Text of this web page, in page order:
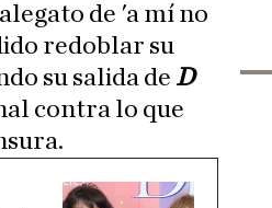
de 'a mí no
redoblar su
su salida de D
contra lo que